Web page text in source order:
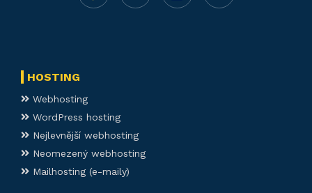
HOSTING
Webhosting
WordPress hosting
Nejlevnější webhosting
Neomezený webhosting
Mailhosting (e-maily)